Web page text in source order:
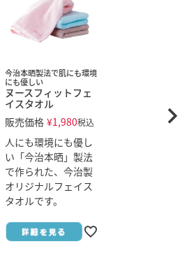
今治本晒製法で肌にも環境
にも優しい
ヌースフィットフェ
イスタオル
販売価格 ¥1,980税込
人にも環境にも優し
い「今治本晒」製法
で作られた、今治製
オリジナルフェイス
タオルです。